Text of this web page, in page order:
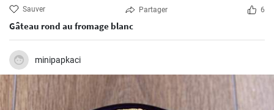
Sauver Partager 6
Gâteau rond au fromage blanc
minipapkaci